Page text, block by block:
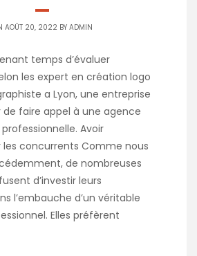
AOÛT 20, 2022 BY ADMIN
temps d’évaluer
les expert en création logo
a Lyon, une entreprise
faire appel à une agence
Avoir
les concurrents Comme nous
de nombreuses
d’investir leurs
l’embauche d’un véritable
Elles préfèrent